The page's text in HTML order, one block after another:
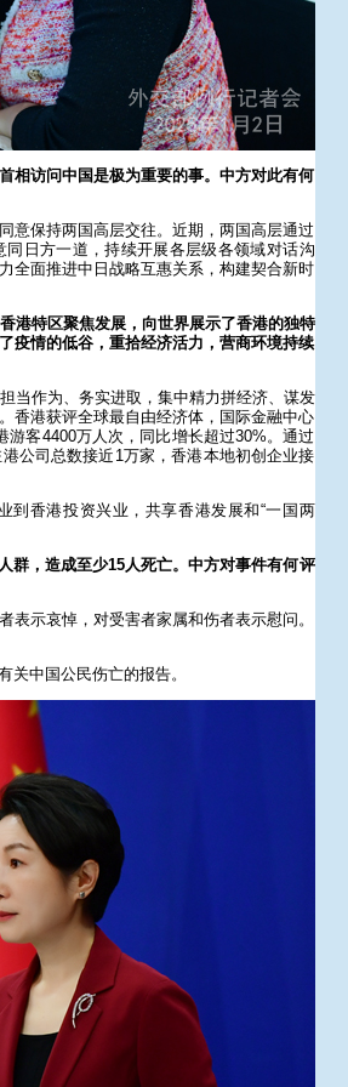
相访问中国是极为重要的事。中方对此有何
意保持两国高层交往。近期，两国高层通过
日方一道，持续开展各层级各领域对话沟
全面推进中日战略互惠关系，构建契合新时
港特区聚焦发展，向世界展示了香港的独特
疫情的低谷，重拾经济活力，营商环境持续
当作为、务实进取，集中精力拼经济、谋发
香港获评全球最自由经济体，国际金融中心
客4400万人次，同比增长超过30%。通过
公司总数接近1万家，香港本地初创企业接
到香港投资兴业，共享香港发展和“一国两
群，造成至少15人死亡。中方对事件有何评
示哀悼，对受害者家属和伤者表示慰问。
中国公民伤亡的报告。